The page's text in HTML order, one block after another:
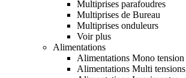
Multiprises parafoudres
Multiprises de Bureau
Multiprises onduleurs
Voir plus
Alimentations
Alimentations Mono tension
Alimentations Multi tensions